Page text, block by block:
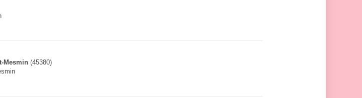
Mesmin (45380)